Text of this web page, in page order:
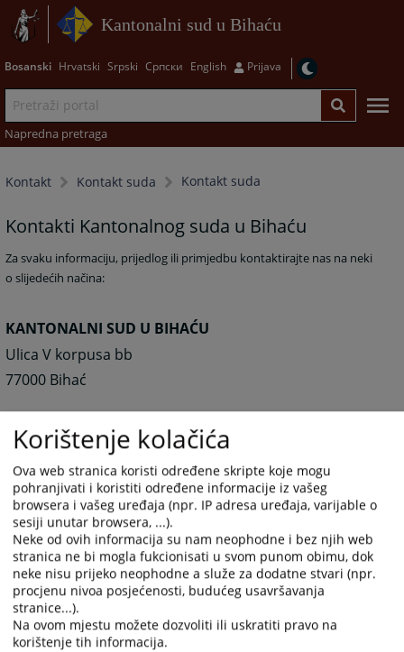
Kantonalni sud u Bihaću
Bosanski Hrvatski Srpski Српски English Prijava
Napredna pretraga
Kontakt Kontakt suda Kontakt suda
Kontakti Kantonalnog suda u Bihaću
Za svaku informaciju, prijedlog ili primjedbu kontaktirajte nas na neki
o slijedećih načina:
KANTONALNI SUD U BIHAĆU
Ulica V korpusa bb
77000 Bihać
Kontakt telefoni:
Centrala suda: 037/222-201
Fax: 037/222-566
Upisnik suda: 037/222-282
E-mail:ksud-bihac@pravosudje.ba
9674 PREGLEDA
Korištenje kolačića
Ova web stranica koristi određene skripte koje mogu
pohranjivati i koristiti određene informacije iz vašeg
browsera i vašeg uređaja (npr. IP adresa uređaja, varijable o
sesiji unutar browsera, ...).
Neke od ovih informacija su nam neophodne i bez njih web
stranica ne bi mogla fukcionisati u svom punom obimu, dok
neke nisu prijeko neophodne a služe za dodatne stvari (npr.
procjenu nivoa posjećenosti, budućeg usavršavanja
stranice...).
Na ovom mjestu možete dozvoliti ili uskratiti pravo na
korištenje tih informacija.